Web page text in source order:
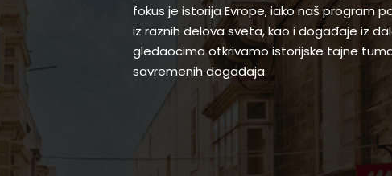
fokus je istorija Evrope, iako naš program
iz raznih delova sveta, kao i događaje iz
gledaocima otkrivamo istorijske tajne
savremenih događaja.